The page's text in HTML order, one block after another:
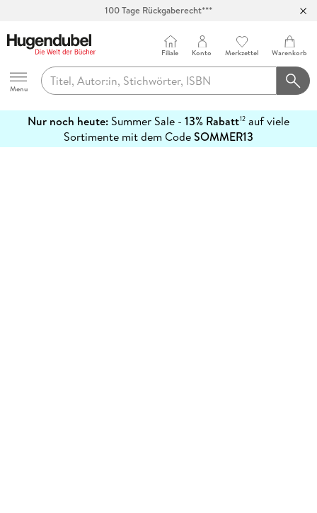
100 Tage Rückgaberecht***
Hugendubel
Menu
Filiale Konto Merkzettel Warenkorb
Nur noch heute: Summer Sale - 13% Rabatt12 auf viele
Sortimente mit dem CodeSOMMER13
erfahren